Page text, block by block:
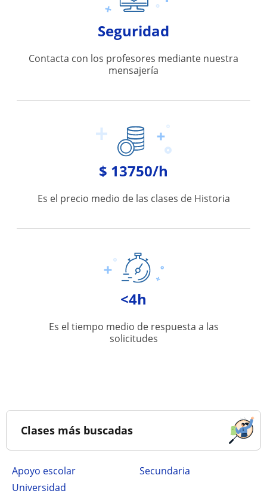
Seguridad
Contacta con los profesores mediante nuestra
mensajería
$ 13750/h
Es el precio medio de las clases de Historia
<4h
Es el tiempo medio de respuesta a las
solicitudes
Clases más buscadas
Apoyo escolar
secundaria
Universidad